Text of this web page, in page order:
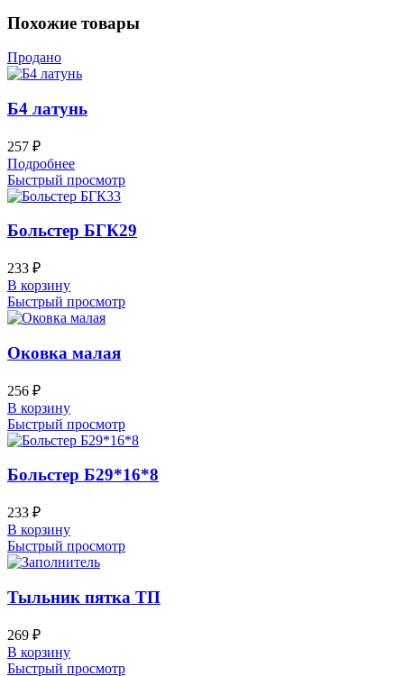
Похожие товары
Продано
Б4 латунь
257 ₽
Подробнее
Быстрый просмотр
Больстер БГК29
233 ₽
В корзину
Быстрый просмотр
Оковка малая
256 ₽
В корзину
Быстрый просмотр
Больстер Б29*16*8
233 ₽
В корзину
Быстрый просмотр
Тыльник пятка ТП
269 ₽
В корзину
Быстрый просмотр